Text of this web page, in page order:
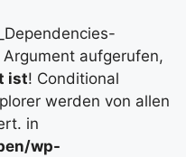
aufgerufen,
ist! Conditional
werden von allen
in
wp-